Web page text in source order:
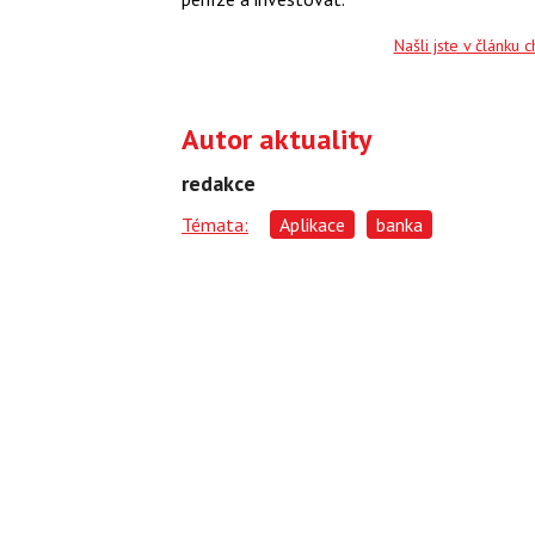
Našli jste v článku
Autor aktuality
redakce
Témata: Aplikace banka